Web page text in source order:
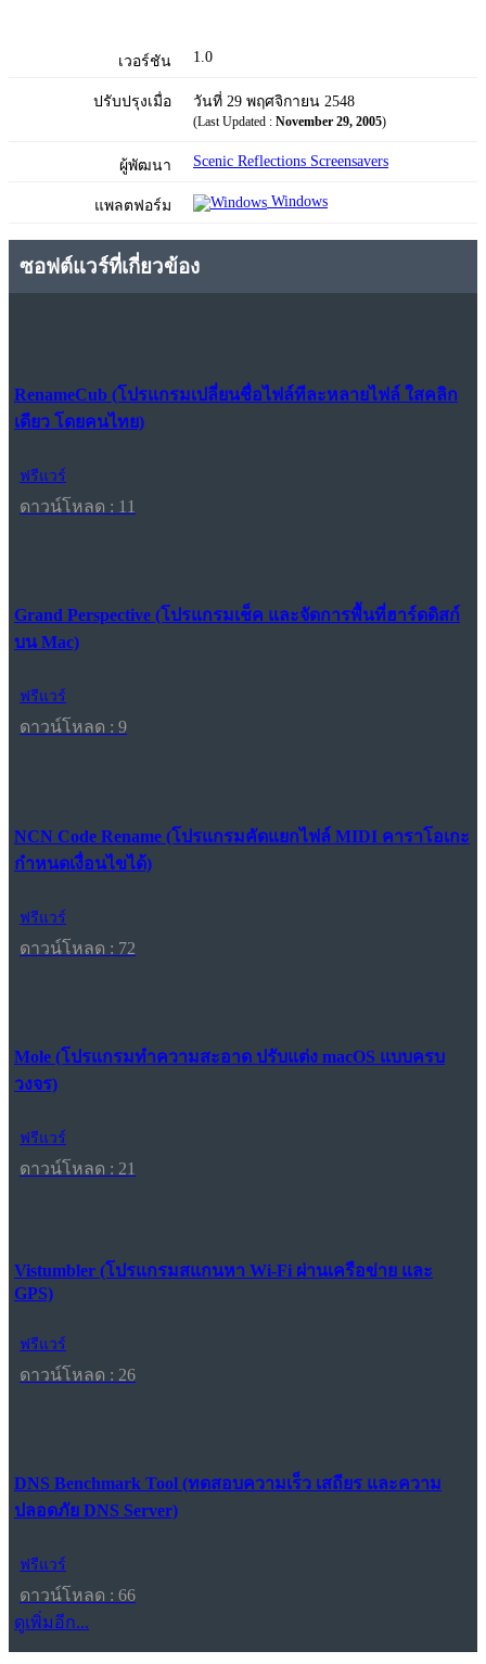
เวอร์ชัน 1.0
ปรับปรุงเมื่อ วันที่ 29 พฤศจิกายน 2548
(Last Updated : November 29, 2005)
ผู้พัฒนา Scenic Reflections Screensavers
แพลตฟอร์ม Windows
ซอฟต์แวร์ที่เกี่ยวข้อง
RenameCub (โปรแกรมเปลี่ยนชื่อไฟล์ทีละหลายไฟล์ ใสคลิก
เดียว โดยคนไทย)
ฟรีแวร์
ดาวน์โหลด : 11
Grand Perspective (โปรแกรมเช็ค และจัดการพื้นที่ฮาร์ดดิสก์
บน Mac)
ฟรีแวร์
ดาวน์โหลด : 9
NCN Code Rename (โปรแกรมคัดแยกไฟล์ MIDI คาราโอเกะ
กำหนดเงื่อนไขได้)
ฟรีแวร์
ดาวน์โหลด : 72
Mole (โปรแกรมทำความสะอาด ปรับแต่ง macOS แบบครบ
วงจร)
ฟรีแวร์
ดาวน์โหลด : 21
Vistumbler (โปรแกรมสแกนหา Wi-Fi ผ่านเครือข่าย และ
GPS)
ฟรีแวร์
ดาวน์โหลด : 26
DNS Benchmark Tool (ทดสอบความเร็ว เสถียร และความ
ปลอดภัย DNS Server)
ฟรีแวร์
ดาวน์โหลด : 66
ดูเพิ่มอีก...